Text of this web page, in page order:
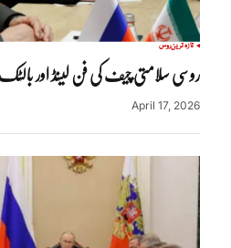
تازہ ترینروس
روسی سلامتی چیف کی فن لینڈ اور
April 17, 2026